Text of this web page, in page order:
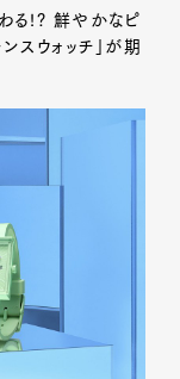
る!? 鮮やかなピ
スウォッチ」が期